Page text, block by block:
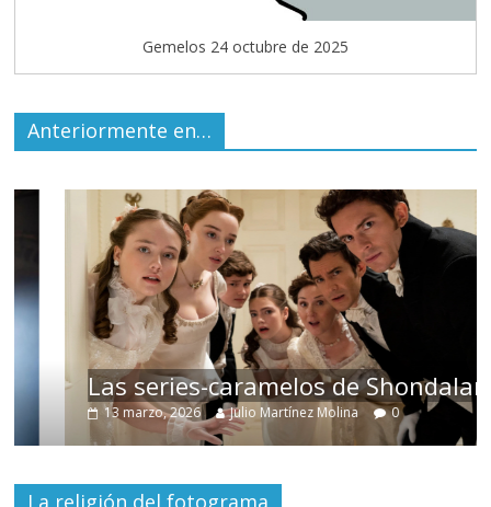
Gemelos 24 octubre de 2025
Anteriormente en…
Las series-caramelos de Shondaland
13 marzo, 2026 Julio Martínez Molina 0
La religión del fotograma